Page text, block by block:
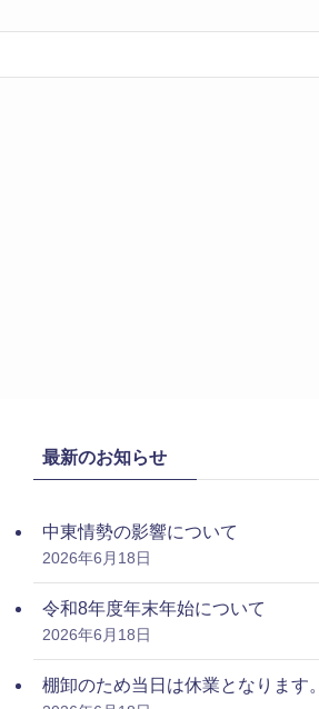
最新のお知らせ
中東情勢の影響について
2026年6月18日
令和8年度年末年始について
2026年6月18日
棚卸のため当日は休業となります。